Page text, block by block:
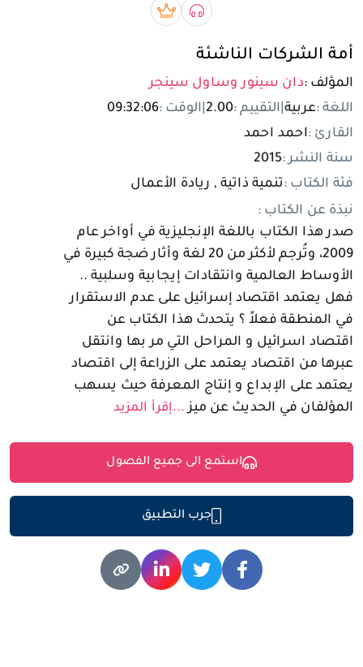
مستخدم جديد
صوتي bookبريميوم book
أمة الشركات الناشئة
المؤلف :دان سينور وساول سينجر
اللغة :عربية التقييم :2.00 الوقت :09:32:06
القارئ :احمد احمد
سنة النشر :2015
فئة الكتاب :تنمية ذاتية , ريادة الأعمال
نبذة عن الكتاب :
صدر هذا الكتاب باللغة الإنجليزية في أواخر عام
2009، وتُرجم لأكثر من 20 لغة وأثار ضجة كبيرة في
الأوساط العالمية وانتقادات إيجابية وسلبية ..
فهل يعتمد اقتصاد إسرائيل على عدم الاستقرار
في المنطقة فعلاً ؟ يتحدث هذا الكتاب عن
اقتصاد اسرائيل و المراحل التي مر بها وانتقل
عبرها من اقتصاد يعتمد على الزراعة إلى اقتصاد
يعتمد على الإبداع و إنتاج المعرفة حيث يسهب
المؤلفان في الحديث عن ميز...إقرأ المزيد
استمع الى جميع الفصول
جرب التطبيق